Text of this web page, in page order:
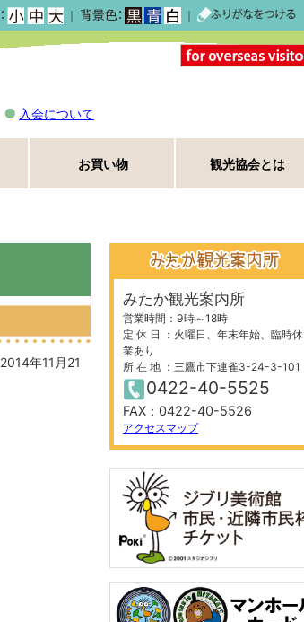
｜ ｜
入会について
お買い物 観光協会とは
2014年11月21
みたか観光案内所
営業時間：9時～18時
定 休 日 ：火曜日、年末年始、臨時休
業あり
所 在 地 ：三鷹市下連雀3-24-3-101
0422-40-5525
FAX：0422-40-5526
アクセスマップ